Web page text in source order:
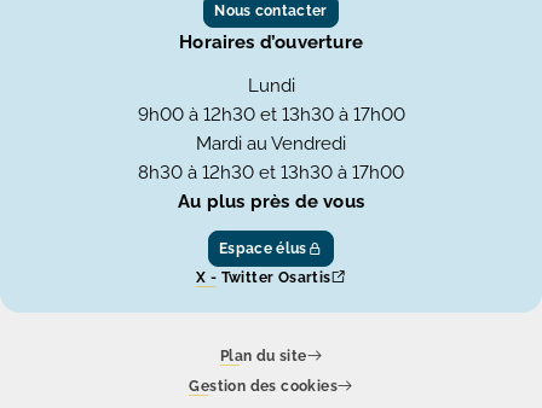
Nous contacter
Horaires d’ouverture
Lundi
9h00 à 12h30 et 13h30 à 17h00
Mardi au Vendredi
8h30 à 12h30 et 13h30 à 17h00
Au plus près de vous
Espace élus
X - Twitter Osartis
Plan du site
Gestion des cookies